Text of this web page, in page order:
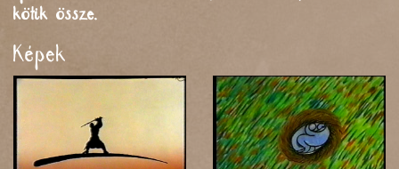
kötik össze.
Képek